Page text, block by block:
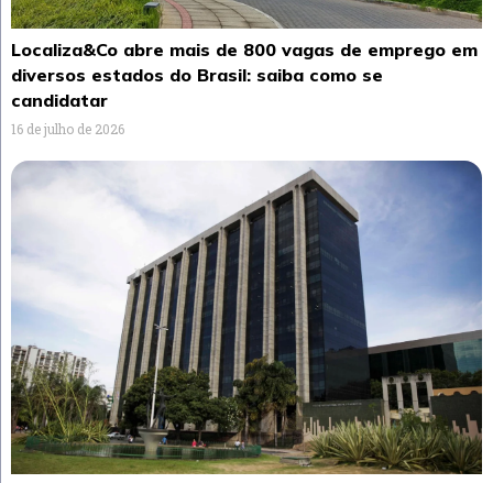
Localiza&Co abre mais de 800 vagas de emprego em
diversos estados do Brasil: saiba como se
candidatar
16 de julho de 2026